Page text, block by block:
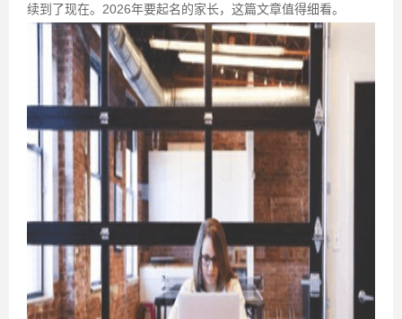
续到了现在。2026年要起名的家长，这篇文章值得细看。